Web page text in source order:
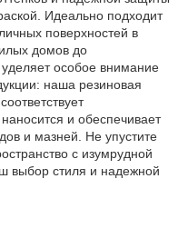
Идеально подходит
поверхностей в
домов до
особое внимание
наша резиновая
и обеспечивает
и мазней. Не упустите
с изумрудной
выбор стиля и надежной